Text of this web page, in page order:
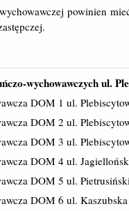
powinien
wychowawczych ul.
DOM 1 ul.
DOM 2 ul.
DOM 3 ul.
DOM 4 ul.
DOM 5 ul.
DOM 6 ul.